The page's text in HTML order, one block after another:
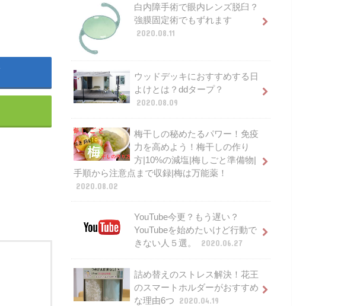
白内障手術で眼内レンズ脱臼？
強膜固定術でもずれます
2020.08.11
ウッドデッキにおすすめする日
よけとは？ddタープ？
2020.08.09
梅干しの秘めたるパワー！免疫
力を高めよう！梅干しの作り
方|10%の減塩|梅しごと準備物|
手順から注意点まで収録|梅は万能薬！
2020.08.02
YouTube今更？もう遅い？
YouTubeを始めたいけど行動で
きない人５選。
2020.06.27
詰め替えのストレス解決！花王
のスマートホルダーがおすすめ
な理由6つ
2020.04.19